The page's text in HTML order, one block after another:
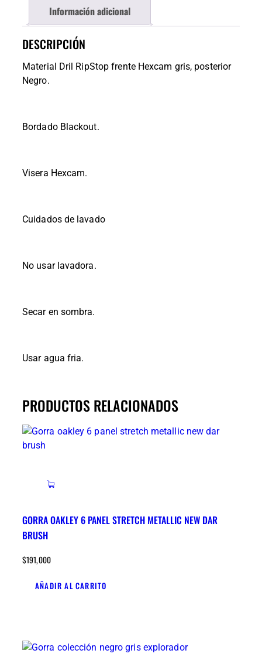
Información adicional
DESCRIPCIÓN
Material Dril RipStop frente Hexcam gris, posterior
Negro.
Bordado Blackout.
Visera Hexcam.
Cuidados de lavado
No usar lavadora.
Secar en sombra.
Usar agua fria.
PRODUCTOS RELACIONADOS
GORRA OAKLEY 6 PANEL STRETCH METALLIC NEW DAR
BRUSH
$191,000
AÑADIR AL CARRITO